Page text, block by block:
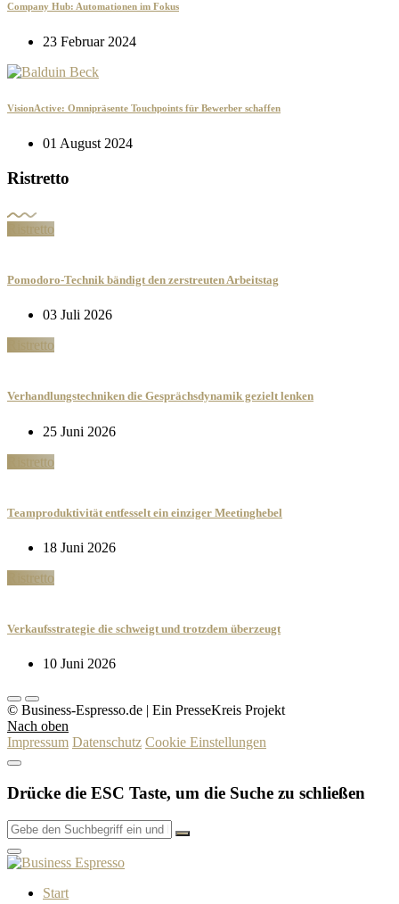
Company Hub: Automationen im Fokus
23 Februar 2024
VisionActive: Omnipräsente Touchpoints für Bewerber schaffen
01 August 2024
Ristretto
Ristretto
Pomodoro-Technik bändigt den zerstreuten Arbeitstag
03 Juli 2026
Ristretto
Verhandlungstechniken die Gesprächsdynamik gezielt lenken
25 Juni 2026
Ristretto
Teamproduktivität entfesselt ein einziger Meetinghebel
18 Juni 2026
Ristretto
Verkaufsstrategie die schweigt und trotzdem überzeugt
10 Juni 2026
© Business-Espresso.de | Ein PresseKreis Projekt
Nach oben
Impressum Datenschutz Cookie Einstellungen
Drücke die ESC Taste, um die Suche zu schließen
Start